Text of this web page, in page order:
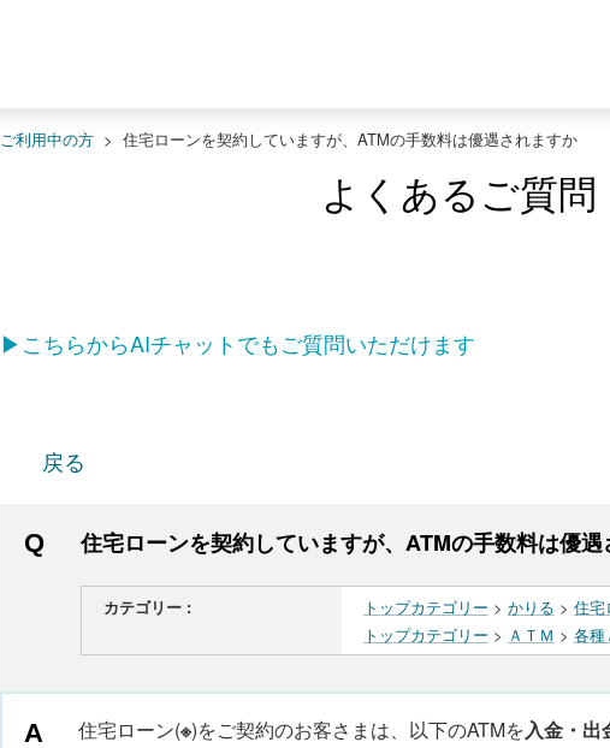
ご利用中の方 > 住宅ローンを契約していますが、ATMの手数料は優遇されますか
よくあるご質問
▶こちらからAIチャットでもご質問いただけます
戻る
住宅ローンを契約していますが、ATMの手数料は優
カテゴリー : トップカテゴリー > かりる > 住宅
トップカテゴリー > ＡＴＭ > 各種
住宅ローン(※)をご契約のお客さまは、以下のATMを入金・出